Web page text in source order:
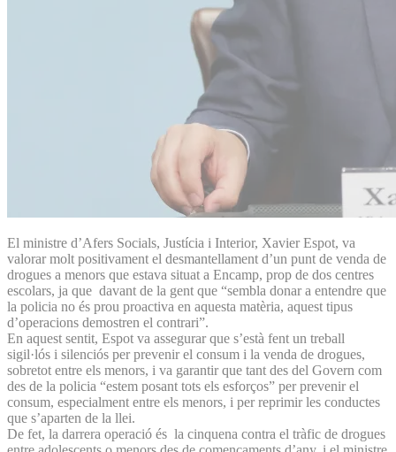
El ministre d’Afers Socials, Justícia i Interior, Xavier Espot, va
valorar molt positivament el desmantellament d’un punt de venda de
drogues a menors que estava situat a Encamp, prop de dos centres
escolars, ja que davant de la gent que “sembla donar a entendre que
la policia no és prou proactiva en aquesta matèria, aquest tipus
d’operacions demostren el contrari”.
En aquest sentit, Espot va assegurar que s’està fent un treball
sigil·lós i silenciós per prevenir el consum i la venda de drogues,
sobretot entre els menors, i va garantir que tant des del Govern com
des de la policia “estem posant tots els esforços” per prevenir el
consum, especialment entre els menors, i per reprimir les conductes
que s’aparten de la llei.
De fet, la darrera operació és la cinquena contra el tràfic de drogues